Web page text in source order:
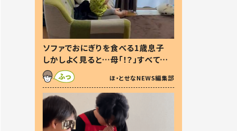
ソファでおにぎりを食べる1歳息子
しかしよく見ると…母「！？」すべてを
察した母の投稿に「可愛いから許
す！」「現行犯〜」
ほ・とせなNEWS編集部